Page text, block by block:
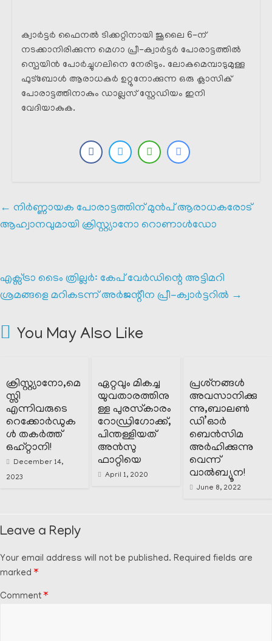
ക്വാർട്ടർ ഫൈനൽ ടിക്കറ്റിനായി ജൂലൈ 6-ന്
നടക്കാനിരിക്കുന്ന മെഗാ പ്രീ-ക്വാർട്ടർ പോരാട്ടത്തിൽ
സ്പെയിൻ പോർച്ചുഗലിനെ നേരിടും. ലോകമെമ്പാടുമുള്ള
ഫുട്ബോൾ ആരാധകർ ഉറ്റുനോക്കുന്ന ഒരു ക്ലാസിക്
പോരാട്ടത്തിനാകും ഡാല്ലസ് സ്റ്റേഡിയം ഇനി
വേദിയാകുക.
← നിർണ്ണായക പോരാട്ടത്തിന് മുൻപ് ആരാധകരോട്
ആഹ്വാനവുമായി ക്രിസ്റ്റ്യാനോ റൊണാൾഡോ
എക്സ്ട്രാ ടൈം ത്രില്ലർ: കേപ് വേർഡിന്റെ അട്ടിമറി
ശ്രമങ്ങളെ മറികടന്ന് അർജന്റീന പ്രീ-ക്വാർട്ടറിൽ →
You May Also Like
ക്രിസ്റ്റ്യാനോ,മെ
സ്സി
എന്നിവരുടെ
റെക്കോർഡുക
ൾ തകർത്ത്
ഒഹ്റ്റാനി!
December 14,
2023
ഏറ്റവും മികച്ച
യുവതാരത്തിനു
ള്ള പുരസ്‌കാരം
റോഡ്രിഗോക്ക്,
പിന്തള്ളിയത്
അൻസു
ഫാറ്റിയെ
April 1, 2020
പ്രശ്‌നങ്ങൾ
അവസാനിക്കു
ന്നു,ബാലൺ
ഡി’ഓർ
ബെൻസിമ
അർഹിക്കുന്നു
വെന്ന്
വാൽബ്യൂന!
June 8, 2022
Leave a Reply
Your email address will not be published. Required fields are
marked *
Comment *